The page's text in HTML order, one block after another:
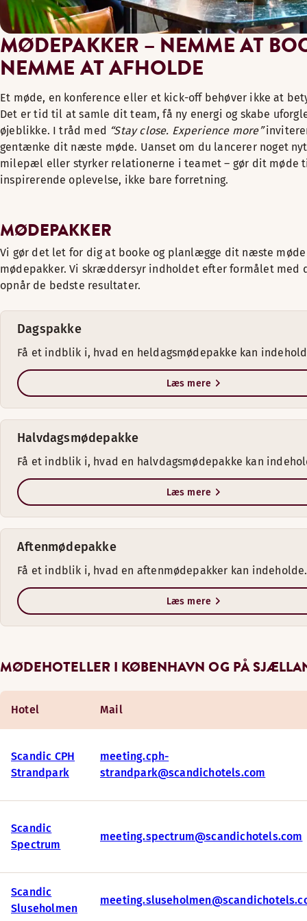
MØDEPAKKER – NEMME AT
NEMME AT AFHOLDE
Et møde, en konference eller et kick-off behøver ikke at
Det er tid til at samle dit team, få ny energi og skabe
øjeblikke. I tråd med “Stay close. Experience more”
gentænke dit næste møde. Uanset om du lancerer noget
milepæl eller styrker relationerne i teamet – gør dit møde
inspirerende oplevelse, ikke bare forretning.
MØDEPAKKER
Vi gør det let for dig at booke og planlægge dit næste møde
mødepakker. Vi skræddersyr indholdet efter formålet med
opnår de bedste resultater.
Dagspakke
Få et indblik i, hvad en heldagsmødepakke kan
Læs mere
Halvdagsmødepakke
Få et indblik i, hvad en halvdagsmødepakke kan
Læs mere
Aftenmødepakke
Få et indblik i, hvad en aftenmødepakker kan indeholde.
Læs mere
MØDEHOTELLER I KØBENHAVN OG PÅ
Hotel Mail
Scandic CPH
Strandpark
meeting.cph-
strandpark@scandichotels.com
Scandic
Spectrum
meeting.spectrum@scandichotels.com
Scandic
Sluseholmen